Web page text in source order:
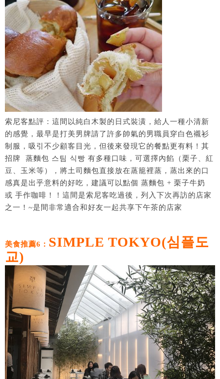
索尼客點評：這間以純白木製的日式裝潢，給人一種小清新
的感覺，最早是打美男牌請了許多帥氣的男職員穿白色襯衫
制服，吸引不少顧客目光，但後來發現它的餐點更有料！其
招牌 蒸麵包 스팀 식빵 有多種口味，可選擇內餡（栗子、紅
豆、玉米等），將土司麵包直接放在蒸籠裡蒸，蒸出來的口
感真是出乎意料的好吃，建議可以點個 蒸麵包 + 栗子牛奶
或 手作咖啡！！這間是索尼客吃過後，列入下次再訪的店家
之一！~是間非常適合和好友一起共享下午茶的店家
美食推薦6： SIMPLE TOKYO(심플도
교)